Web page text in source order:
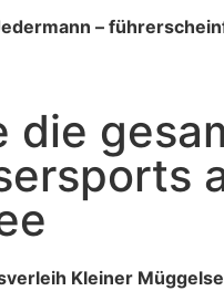
–
die
Kleiner